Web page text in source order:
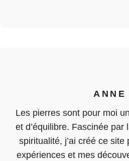
ANNE
Les pierres sont pour moi
et d’équilibre. Fascinée par
spiritualité, j’ai créé ce
expériences et mes